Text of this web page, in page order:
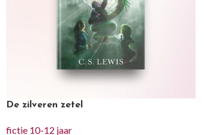
De zilveren zetel
fictie 10-12 jaar